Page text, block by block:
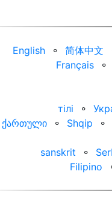
English ⚬ 简体中文
Français
⚬
тілі
⚬
ქართული
⚬ Shqip ⚬
sanskrit
⚬
Filipino